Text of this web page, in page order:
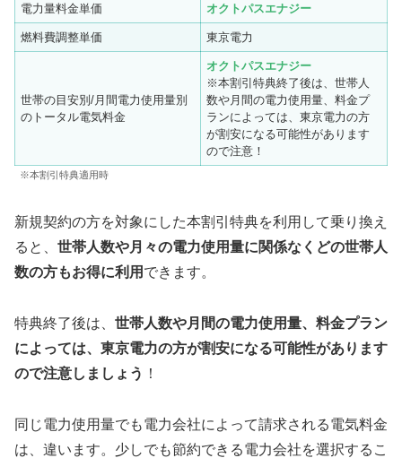
電力量料金単価 オクトパスエナジー
燃料費調整単価 東京電力
世帯の目安別/月間電力使用量別
のトータル電気料金
オクトパスエナジー
※本割引特典終了後は、世帯人
数や月間の電力使用量、料金プ
ランによっては、東京電力の方
が割安になる可能性があります
ので注意！
※本割引特典適用時
新規契約の方を対象にした本割引特典を利用して乗り換え
ると、 世帯人数や月々の電力使用量に関係なくどの世帯人
数の方もお得に利用 できます。
特典終了後は、 世帯人数や月間の電力使用量、料金プラン
によっては、東京電力の方が割安になる可能性があります
ので注意しましょう ！
同じ電力使用量でも電力会社によって請求される電気料金
は、違います。少しでも節約できる電力会社を選択するこ